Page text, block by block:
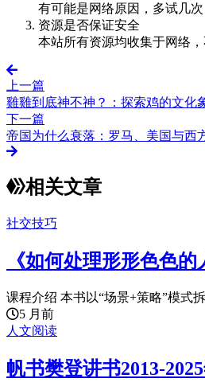
有可能是网络原因，多试几
资源是否保证安全
本站所有资源均收集于网络
上一篇
雞雞到底神不神？：探索鸡的文化
下一篇
帝国为什么衰落：罗马、美国与西
相关文章
社交技巧
《如何处理形形色色
课程介绍 本书以“场景+策略”模式
5 月前
人文阅读
帆书樊登讲书2013-